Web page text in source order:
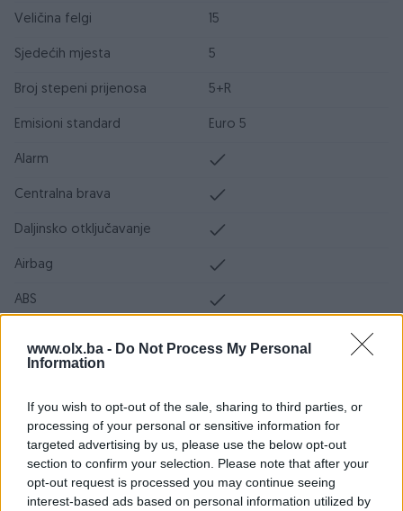
www.olx.ba - Do Not Process My Personal
Information
If you wish to opt-out of the sale, sharing to third parties, or
processing of your personal or sensitive information for
targeted advertising by us, please use the below opt-out
section to confirm your selection. Please note that after your
opt-out request is processed you may continue seeing
interest-based ads based on personal information utilized by
Veličina felgi 15
Sjedećih mjesta 5
Broj stepeni prijenosa 5+R
Emisioni standard Euro 5
Alarm
Centralna brava
Daljinsko otključavanje
Airbag
ABS
DPF/FAP filter
Servo volan
Servisna knjiga
Datum objave 18.09.2024